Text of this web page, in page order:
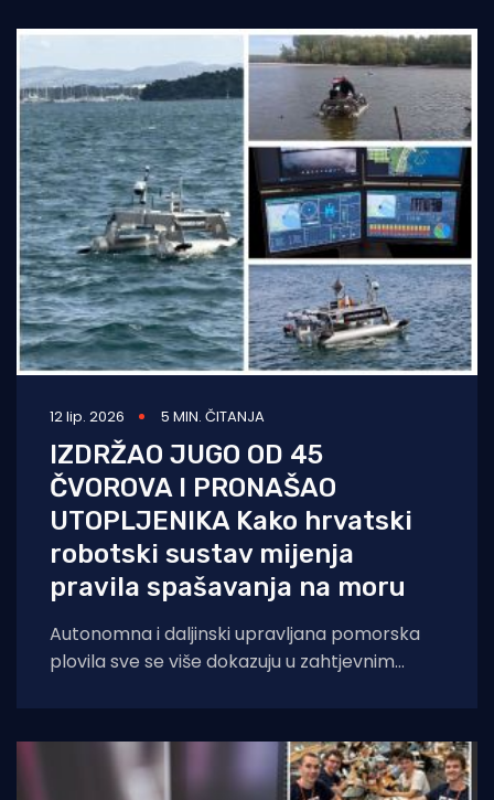
12 lip. 2026 5 MIN. ČITANJA
IZDRŽAO JUGO OD 45
ČVOROVA I PRONAŠAO
UTOPLJENIKA Kako hrvatski
robotski sustav mijenja
pravila spašavanja na moru
Autonomna i daljinski upravljana pomorska
plovila sve se više dokazuju u zahtjevnim